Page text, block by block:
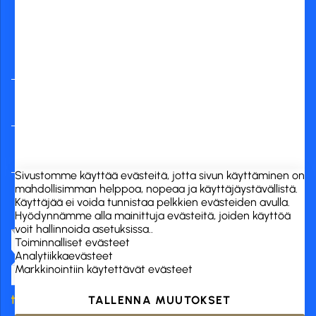
Sivustomme käyttää evästeitä, jotta sivun käyttäminen on
mahdollisimman helppoa, nopeaa ja käyttäjäystävällistä.
Käyttäjää ei voida tunnistaa pelkkien evästeiden avulla.
Hyödynnämme alla mainittuja evästeitä, joiden käyttöä
voit hallinnoida asetuksissa..
Toiminnalliset evästeet
Analytiikkaevästeet
Markkinointiin käytettävät evästeet
TALLENNA MUUTOKSET